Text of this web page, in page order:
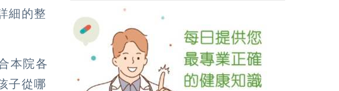
細的整
本院各
子從哪